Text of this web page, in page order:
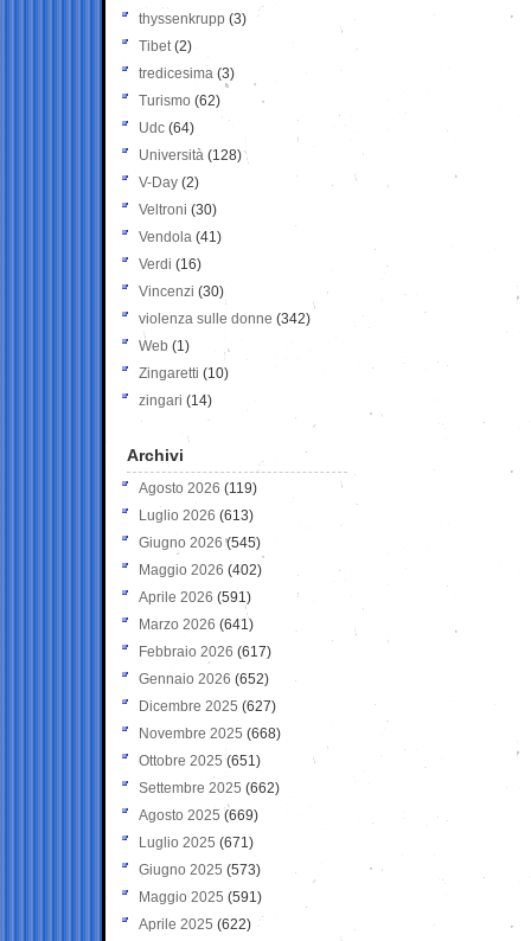
thyssenkrupp (3)
Tibet(2)
tredicesima (3)
Turismo (62)
Udc (64)
Università (128)
V-Day (2)
Veltroni (30)
Vendola (41)
Verdi (16)
Vincenzi (30)
violenza sulle donne (342)
Web (1)
Zingaretti (10)
zingari (14)
Archivi
Agosto 2026 (119)
Luglio 2026 (613)
Giugno 2026 (545)
Maggio 2026 (402)
Aprile 2026 (591)
Marzo 2026 (641)
Febbraio 2026 (617)
Gennaio 2026 (652)
Dicembre 2025 (627)
Novembre 2025 (668)
Ottobre 2025 (651)
Settembre 2025 (662)
Agosto 2025 (669)
Luglio 2025 (671)
Giugno 2025 (573)
Maggio 2025 (591)
Aprile 2025 (622)